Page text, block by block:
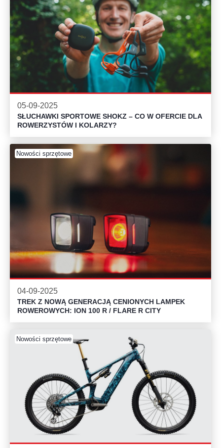
05-09-2025
SŁUCHAWKI SPORTOWE SHOKZ – CO W OFERCIE DLA
ROWERZYSTÓW I KOLARZY?
Nowości sprzętowe
04-09-2025
TREK Z NOWĄ GENERACJĄ CENIONYCH LAMPEK
ROWEROWYCH: ION 100 R / FLARE R CITY
Nowości sprzętowe